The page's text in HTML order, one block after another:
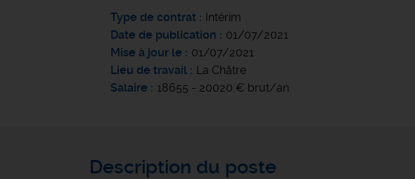
Type de contrat
Intérim
Date de publication
01/07/2021
Mise à jour le
01/07/2021
Lieu de travail
La Châtre
Salaire
18655 - 20020 € brut/an
Description du poste